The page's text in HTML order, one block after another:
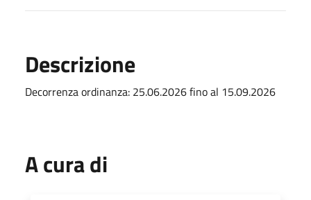
Descrizione
Decorrenza ordinanza: 25.06.2026 fino al 15.09.2026
A cura di